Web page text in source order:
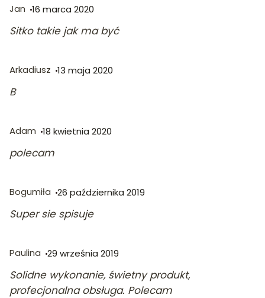
Jan 16 marca 2020
Sitko takie jak ma być
Arkadiusz 13 maja 2020
B
Adam 18 kwietnia 2020
polecam
Bogumiła 26 października 2019
Super sie spisuje
Paulina 29 września 2019
Solidne wykonanie, świetny produkt,
profecjonalna obsługa. Polecam